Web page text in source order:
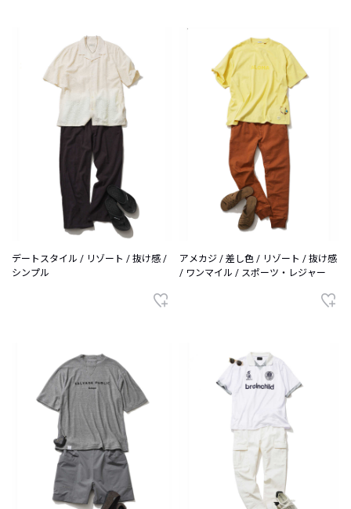
デートスタイル / リゾート / 抜け感 /
シンプル
アメカジ / 差し色 / リゾート / 抜け感
/ ワンマイル / スポーツ・レジャー